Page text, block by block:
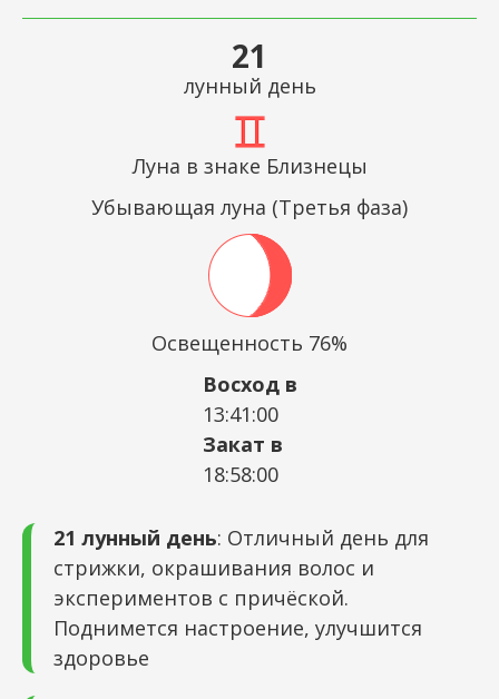
21
лунный день
Луна в знаке Близнецы
Убывающая луна (Третья фаза)
Освещенность 76%
Восход в
13:41:00
Закат в
18:58:00
21 лунный день: Отличный день для
стрижки, окрашивания волос и
экспериментов с причёской.
Поднимется настроение, улучшится
здоровье